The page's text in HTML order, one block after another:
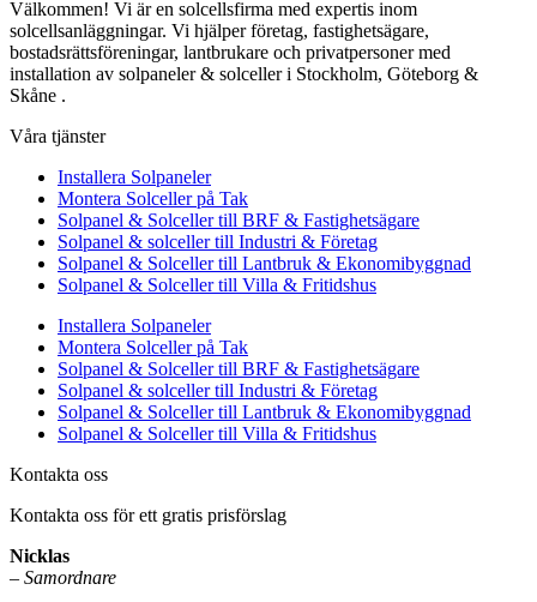
Välkommen! Vi är en solcellsfirma med expertis inom
solcellsanläggningar. Vi hjälper företag, fastighetsägare,
bostadsrättsföreningar, lantbrukare och privatpersoner med
installation av solpaneler & solceller i Stockholm, Göteborg &
Skåne .
Våra tjänster
Installera Solpaneler
Montera Solceller på Tak
Solpanel & Solceller till BRF & Fastighetsägare
Solpanel & solceller till Industri & Företag
Solpanel & Solceller till Lantbruk & Ekonomibyggnad
Solpanel & Solceller till Villa & Fritidshus
Installera Solpaneler
Montera Solceller på Tak
Solpanel & Solceller till BRF & Fastighetsägare
Solpanel & solceller till Industri & Företag
Solpanel & Solceller till Lantbruk & Ekonomibyggnad
Solpanel & Solceller till Villa & Fritidshus
Kontakta oss
Kontakta oss för ett gratis prisförslag
Nicklas
– Samordnare